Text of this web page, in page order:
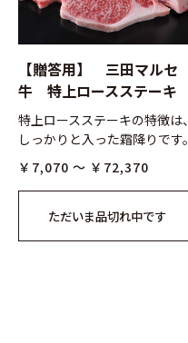
【贈答用】 三田マルセ
牛 特上ロースステーキ
特上ロースステーキの特徴は、
しっかりと入った霜降りです。
￥7,070 ～ ￥72,370
ただいま品切れ中です